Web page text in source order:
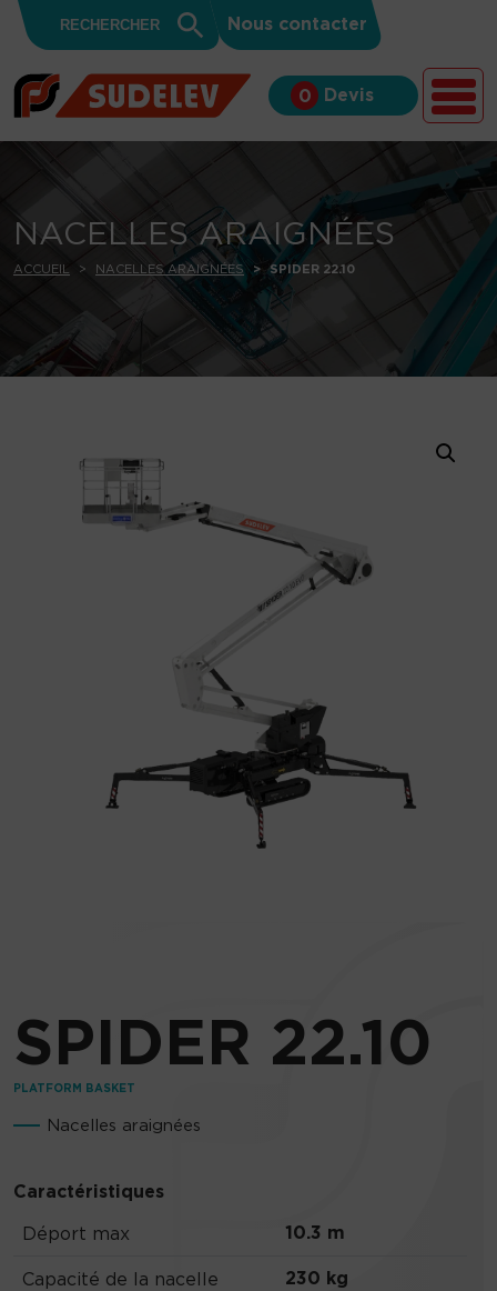
Skip to content
for:
Search
Button
Nous contacter
0 Devis
NACELLES ARAIGNÉES
ACCUEIL NACELLES ARAIGNÉES SPIDER 22.10
SPIDER 22.10
PLATFORM BASKET
Nacelles araignées
Caractéristiques
Déport max 10.3 m
Capacité de la nacelle 230 kg